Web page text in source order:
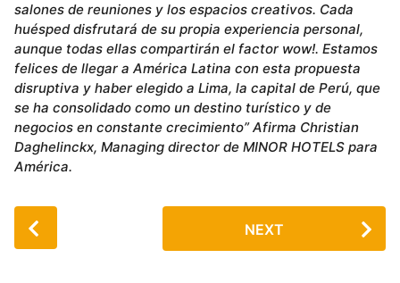
salones de reuniones y los espacios creativos. Cada
huésped disfrutará de su propia experiencia personal,
aunque todas ellas compartirán el factor wow!. Estamos
felices de llegar a América Latina con esta propuesta
disruptiva y haber elegido a Lima, la capital de Perú, que
se ha consolidado como un destino turístico y de
negocios en constante crecimiento” Afirma Christian
Daghelinckx, Managing director de MINOR HOTELS para
América.
P
o
NEXT